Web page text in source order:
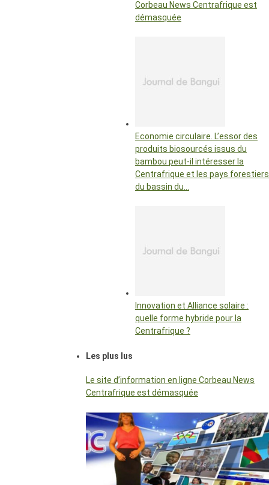
Corbeau News Centrafrique est
démasquée
Economie circulaire. L’essor des
produits biosourcés issus du
bambou peut-il intéresser la
Centrafrique et les pays forestiers
du bassin du…
Innovation et Alliance solaire :
quelle forme hybride pour la
Centrafrique ?
Les plus lus
Le site d’information en ligne Corbeau News
Centrafrique est démasquée